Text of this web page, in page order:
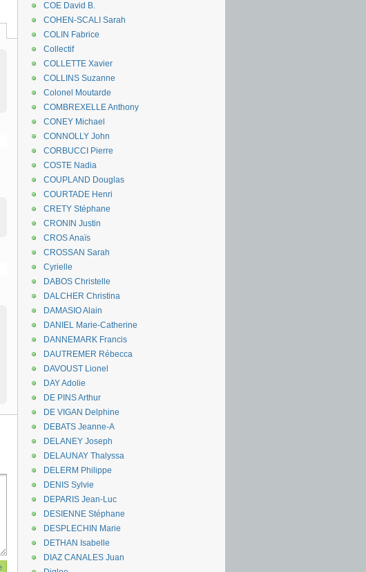
COE David B.
COHEN-SCALI Sarah
COLIN Fabrice
Collectif
COLLETTE Xavier
COLLINS Suzanne
Colonel Moutarde
COMBREXELLE Anthony
CONEY Michael
CONNOLLY John
CORBUCCI Pierre
COSTE Nadia
COUPLAND Douglas
COURTADE Henri
CRETY Stéphane
CRONIN Justin
CROS Anaïs
CROSSAN Sarah
Cyrielle
DABOS Christelle
DALCHER Christina
DAMASIO Alain
DANIEL Marie-Catherine
DANNEMARK Francis
DAUTREMER Rébecca
DAVOUST Lionel
DAY Adolie
DE PINS Arthur
DE VIGAN Delphine
DEBATS Jeanne-A
DELANEY Joseph
DELAUNAY Thalyssa
DELERM Philippe
DENIS Sylvie
DEPARIS Jean-Luc
DESIENNE Stéphane
DESPLECHIN Marie
DETHAN Isabelle
DIAZ CANALES Juan